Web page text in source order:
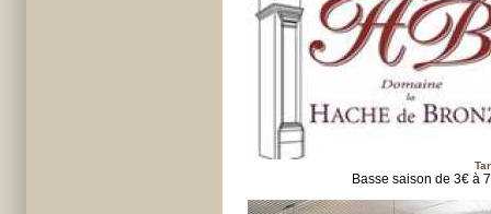
Basse saison de 3€ à